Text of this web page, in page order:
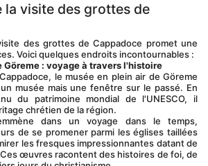
la visite des grottes de
Voici quelques endroits incontournables :
Göreme : voyage à travers l'histoire
musée mais une fenêtre sur le passé. En
du patrimoine mondial de l'UNESCO, il
chrétien de la région.
de se promener parmi les églises taillées
les fresques impressionnantes datant de
œuvres racontent des histoires de foi, de